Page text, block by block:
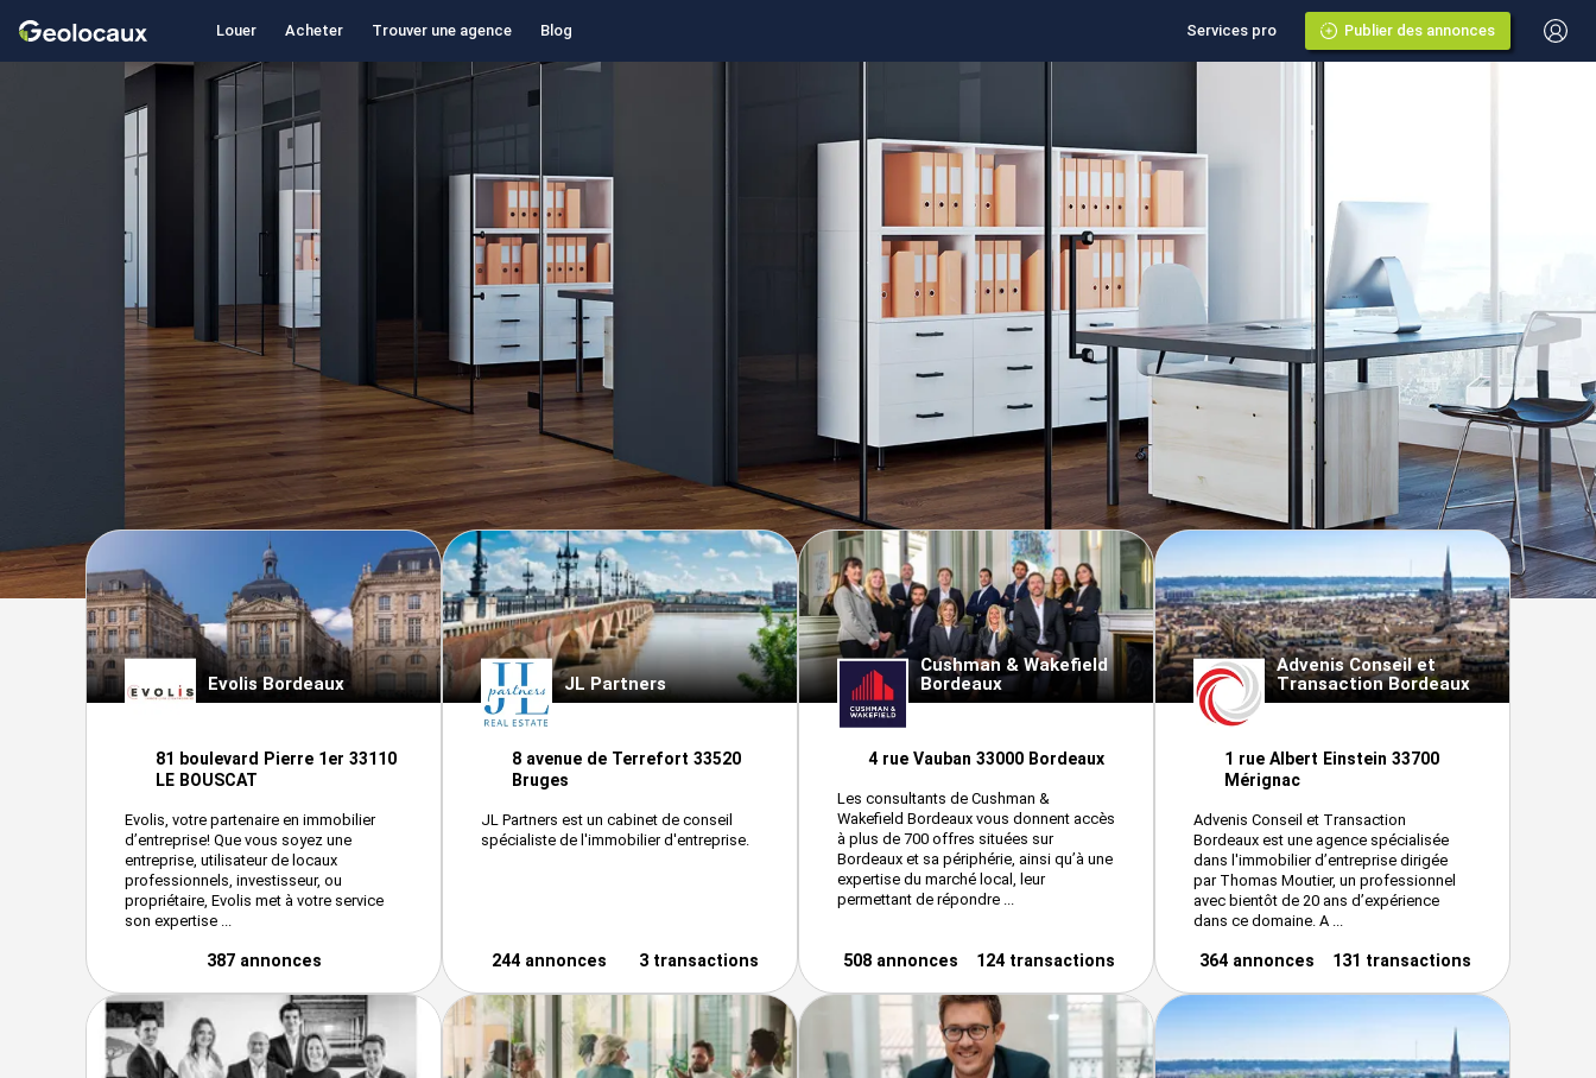
Louer Acheter Trouver une agence Blog Services pro Publier des annonces
Nouvelle-Aquitaine Gironde Saint-Médard-en-Jalles
Agences spécialistes de l'immobilier
d'entreprise à Saint-Médard-en-Jalles
Evolis Bordeaux
81 boulevard Pierre 1er 33110
LE BOUSCAT
Evolis, votre partenaire en immobilier
d’entreprise! Que vous soyez une
entreprise, utilisateur de locaux
professionnels, investisseur, ou
propriétaire, Evolis met à votre service
son expertise ...
387 annonces
JL Partners
8 avenue de Terrefort 33520
Bruges
JL Partners est un cabinet de conseil
spécialiste de l'immobilier d'entreprise.
244 annonces 3 transactions
Cushman & Wakefield
Bordeaux
4 rue Vauban 33000 Bordeaux
Les consultants de Cushman &
Wakefield Bordeaux vous donnent accès
à plus de 700 offres situées sur
Bordeaux et sa périphérie, ainsi qu’à une
expertise du marché local, leur
permettant de répondre ...
508 annonces 124 transactions
Advenis Conseil et
Transaction Bordeaux
1 rue Albert Einstein 33700
Mérignac
Advenis Conseil et Transaction
Bordeaux est une agence spécialisée
dans l'immobilier d’entreprise dirigée
par Thomas Moutier, un professionnel
avec bientôt de 20 ans d’expérience
dans ce domaine. A ...
364 annonces 131 transactions